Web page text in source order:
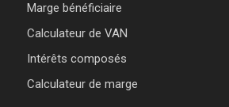
Marge bénéficiaire
Calculateur de VAN
Intérêts composés
Calculateur de marge